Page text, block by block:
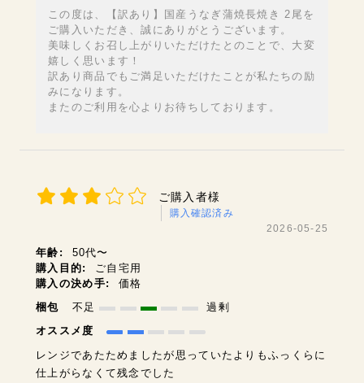
この度は、【訳あり】国産うなぎ蒲焼長焼き 2尾を
ご購入いただき、誠にありがとうございます。
美味しくお召し上がりいただけたとのことで、大変
嬉しく思います！
訳あり商品でもご満足いただけたことが私たちの励
みになります。
またのご利用を心よりお待ちしております。
ご購入者様
購入確認済み
2026-05-25
年齢:
50代〜
購入目的:
ご自宅用
購入の決め手:
価格
梱包
不足
過剰
オススメ度
レンジであたためましたが思っていたよりもふっくらに
仕上がらなくて残念でした